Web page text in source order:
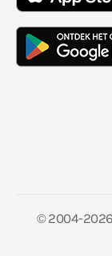
© 2004-2026